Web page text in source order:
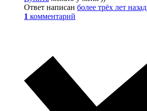
Ответ написан более трёх лет назад
1 комментарий